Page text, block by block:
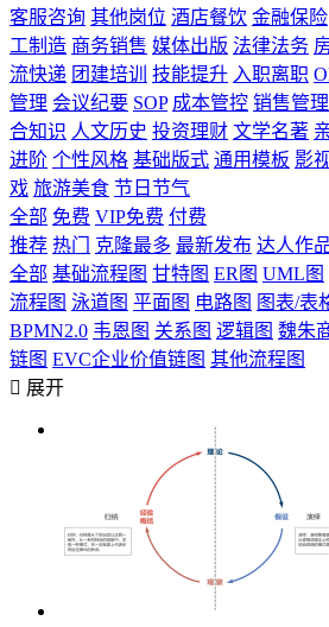
客服咨询 其他岗位 酒店餐饮 金融保险
工制造 商务销售 媒体出版 法律法务
流快递 团建培训 技能提升 入职离职
管理 会议纪要 SOP 成本管控 销售管理
合知识 人文历史 投资理财 文学名著
进阶 个性风格 基础版式 通用模板 影
戏 旅游美食 节日节气
全部 免费 VIP免费 付费
推荐 热门 克隆最多 最新发布 达人作
全部 基础流程图 甘特图 ER图 UML图
流程图 泳道图 平面图 电路图 图表/表
BPMN2.0 韦恩图 关系图 逻辑图 魏朱
链图 EVC企业价值链图 其他流程图
 展开